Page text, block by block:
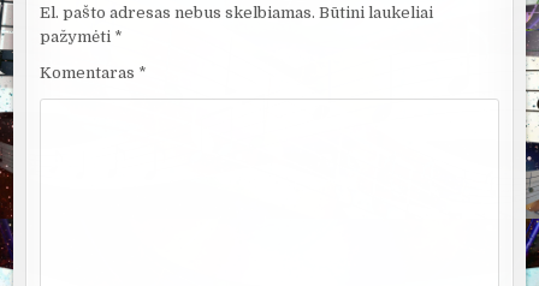
El. pašto adresas nebus skelbiamas. Būtini laukeliai
pažymėti *
Komentaras *